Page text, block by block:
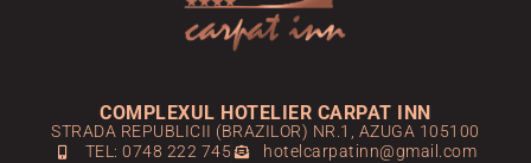
COMPLEXUL HOTELIER CARPAT INN
STRADA REPUBLICII (BRAZILOR) NR.1, AZUGA 105100
TEL: 0748 222 745
hotelcarpatinn@gmail.com